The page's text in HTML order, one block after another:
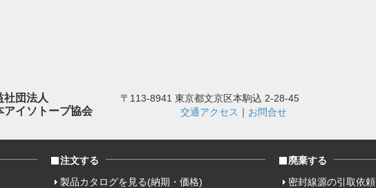
社団法人
アイソトープ協会
〒113-8941 東京都文京区本駒込 2-28-45
交通アクセス ｜ お問合せ
注文する
製品カタログを見る(納期・価格)
廃棄する
密封線源の引取依頼